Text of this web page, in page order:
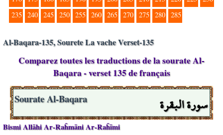
235 240 245 250 255 260 265 270 275 280 285
Al-Baqara-135, Sourete La vache Verset-135
Comparez toutes les traductions de la sourate Al-
Baqara - verset 135 de français
سورة البقرة Sourate Al-Baqara
Bismi Allāhi Ar-Raĥmāni Ar-Raĥīmi